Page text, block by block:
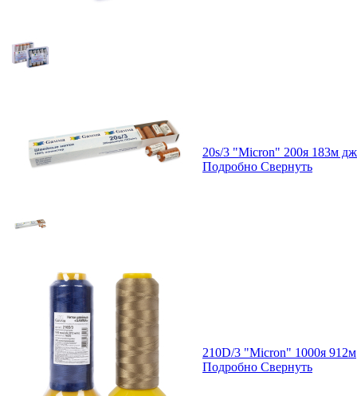
20s/3 "Micron" 200я 183м
Подробно Свернуть
210D/3 "Micron" 1000я 912м
Подробно Свернуть